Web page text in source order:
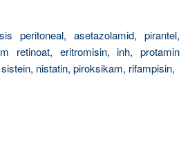
peritoneal, asetazolamid, pirantel,
retinoat, eritromisin, inh, protamin
nistatin, piroksikam, rifampisin,